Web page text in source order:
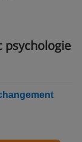
psychologie